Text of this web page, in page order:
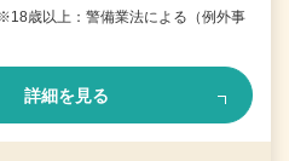
歳以上：警備業法による（例外事
詳細を見る